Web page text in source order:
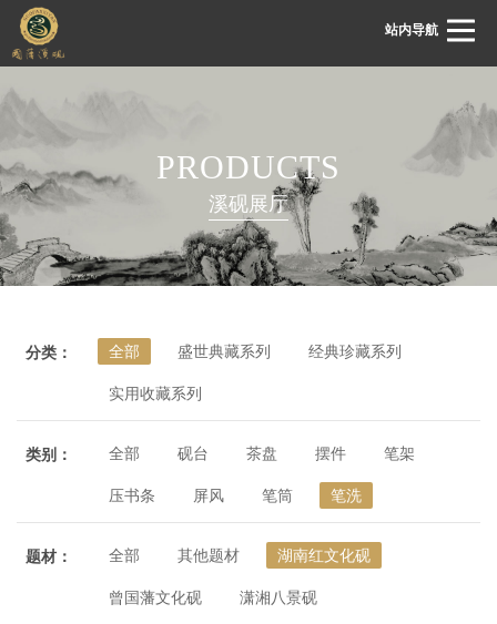
站内导航
关于国藩
溪砚展厅
溪砚文化
联系我们
PRODUCTS
溪砚展厅
分类： 全部 盛世典藏系列 经典珍藏系列
实用收藏系列
类别： 全部 砚台 茶盘 摆件 笔架
压书条 屏风 笔筒 笔洗
题材： 全部 其他题材 湖南红文化砚
曾国藩文化砚 潇湘八景砚